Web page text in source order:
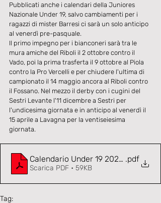
Pubblicati anche i calendari della Juniores
Nazionale Under 19, salvo cambiamenti per i
ragazzi di mister Barresi ci sarà un solo anticipo
al venerdì pre-pasquale.
Il primo impegno per i bianconeri sarà tra le
mura amiche del Riboli il 2 ottobre contro il
Vado, poi la prima trasferta il 9 ottobre al Piola
contro la Pro Vercelli e per chiudere l'ultima di
campionato il 14 maggio ancora al Riboli contro
il Fossano. Nel mezzo il derby con i cugini del
Sestri Levante l'11 dicembre a Sestri per
l'undicesima giornata e in anticipo al venerdì il
15 aprile a Lavagna per la ventiseiesima
giornata.
Calendario Under 19 2021-22.pdf
Scarica PDF • 59KB
Tag: